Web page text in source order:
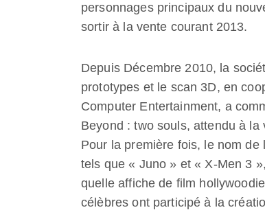
personnages principaux du
sortir à la vente courant 2013.
Depuis Décembre 2010, la
prototypes et le scan 3D, en
Computer Entertainment, a
Beyond : two souls, attendu à
Pour la première fois, le nom de
tels que « Juno » et « X-Men 3
quelle affiche de film
célèbres ont participé à la